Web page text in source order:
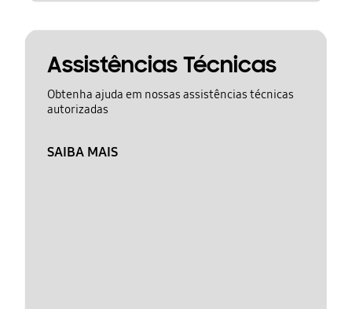
Assistências Técnicas
Obtenha ajuda em nossas assistências técnicas
autorizadas
SAIBA MAIS